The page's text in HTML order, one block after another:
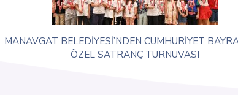
MANAVGAT BELEDİYESİ’NDEN CUMHURİYET
ÖZEL SATRANÇ TURNUVASI